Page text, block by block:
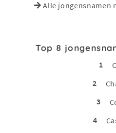
Alle jongensnamen
Top 8
1
2
3
4